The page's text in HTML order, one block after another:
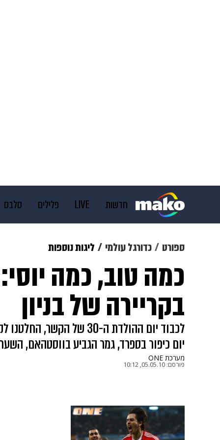
חדשות LIVE פלילים סלבס
תרבות צבא וביטחון
גאווה ויוה משפט תשעה
ספורט כדורגל עולמי ליגות נוספות
כמה טוב, כמה
בקריירה של בניון
לכבוד יום ההולדת ה-30
יום כיפור בספרד, גמר הגביע בווסטהאם,
מערכת ONE
פורסם: 05.05.10, 10:12